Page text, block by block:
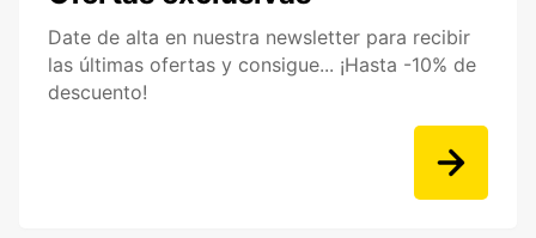
Date de alta en nuestra newsletter para recibir
las últimas ofertas y consigue... ¡Hasta -10% de
descuento!